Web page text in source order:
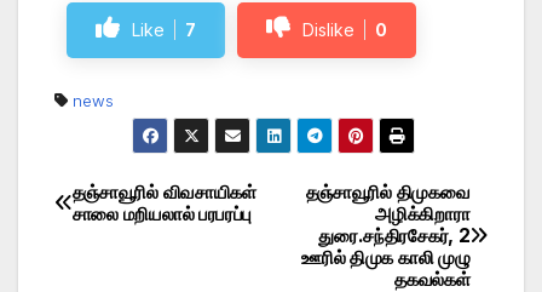
Like 7 Dislike 0
news
Post
தஞ்சாவூரில் திமுகவை
அழிக்கிறாரா
துரை.சந்திரசேகர், 2
ஊரில் திமுக காலி முழு
தகவல்கள்
தஞ்சாவூரில் விவசாயிகள்
சாலை மறியலால் பரபரப்பு